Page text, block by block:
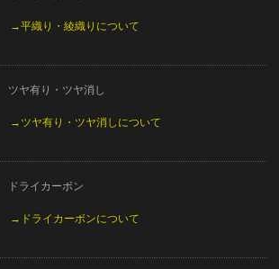
→平織り・綾織りについて
ツヤ有り・ツヤ消し
→ツヤ有り・ツヤ消しについて
ドライカーボン
→ドライカーボンについて